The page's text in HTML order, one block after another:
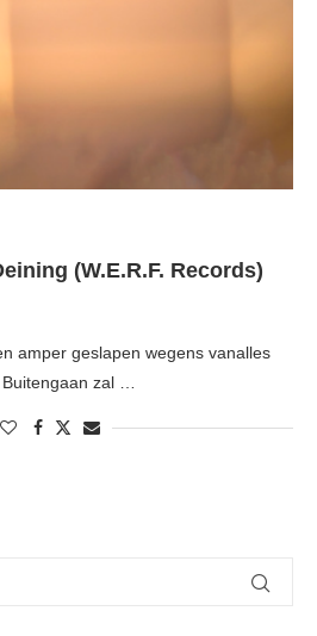
(W.E.R.F. Records)
amper geslapen wegens vanalles
zal …